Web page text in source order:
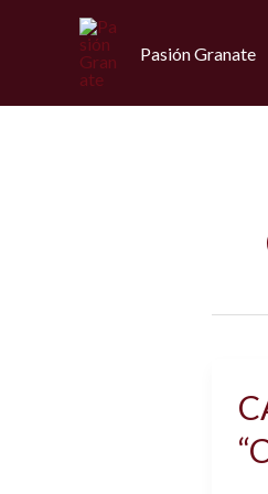
Pasión Granate